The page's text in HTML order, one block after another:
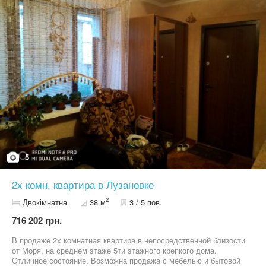
5
2х комн. квартира в Лузановке
Двокімнатна 38 м2 3 / 5 пов.
716 202 грн.
В продаже 2х комнатная квартира в непосредственной близости
от Моря, на среднем этаже 5ти этажного крепкого дома.
Отличное состояние. Возможна продажа с мебелью и бытовой